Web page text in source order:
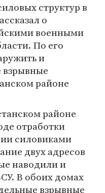
структур в
о
военными
По его
и
взрывные
районе
районе
отработки
силовиками
двух адресов
наводили и
В обоих домах
взрывные